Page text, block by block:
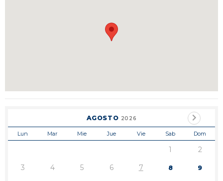
AGOSTO 2026
Lun Mar Mie Jue Vie Sab Dom
1
2
3
4 5 6 7 8 9